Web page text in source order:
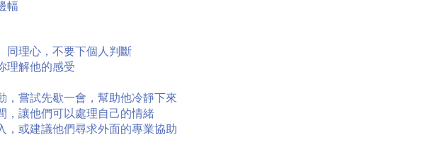
幅
同理心，不要下個人判斷
理解他的感受
，嘗試先歇一會，幫助他冷靜下來
，讓他們可以處理自己的情緒
，或建議他們尋求外面的專業協助